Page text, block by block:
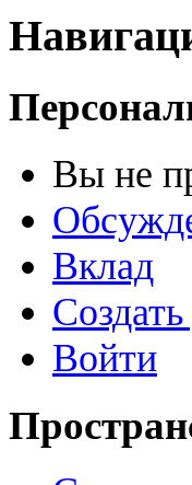
Вы не
Вклад
Войти